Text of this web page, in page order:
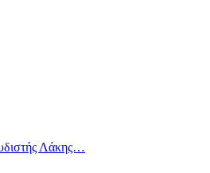
Λάκης…